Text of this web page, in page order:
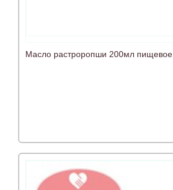
Масло растроропши 200мл пищевое